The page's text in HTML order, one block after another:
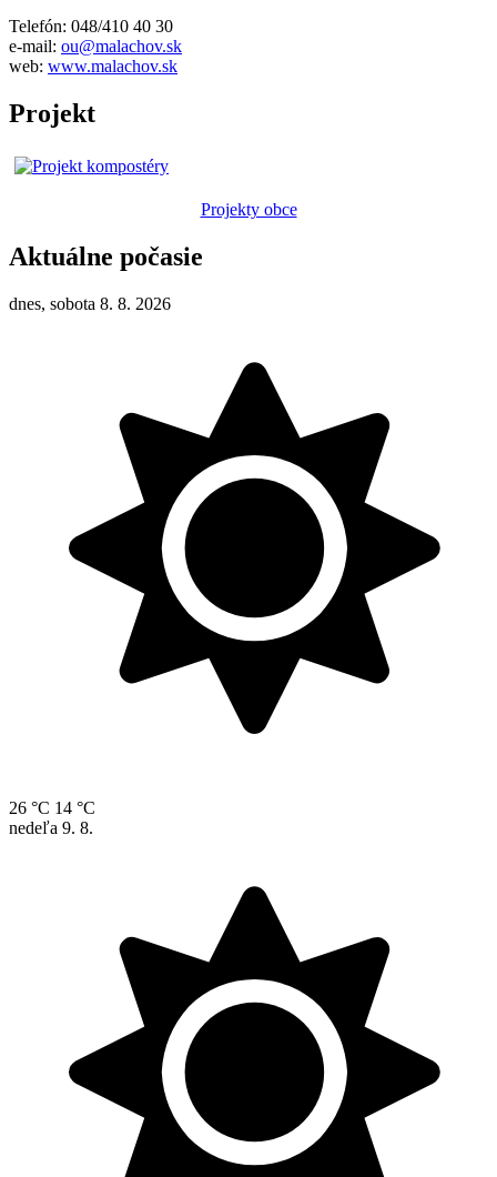
Telefón: 048/410 40 30
e-mail: ou@malachov.sk
web: www.malachov.sk
Projekt
Projekty obce
Aktuálne počasie
dnes, sobota 8. 8. 2026
26 °C 14 °C
nedeľa 9. 8.